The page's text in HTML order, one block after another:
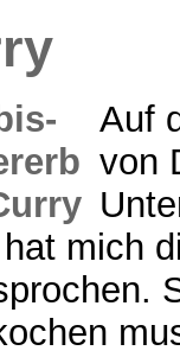
Auf
von
mich